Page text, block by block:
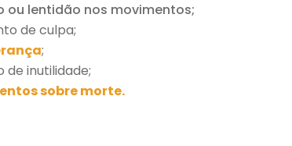
ou lentidão nos movimentos;
de culpa;
;
de inutilidade;
sobre morte.